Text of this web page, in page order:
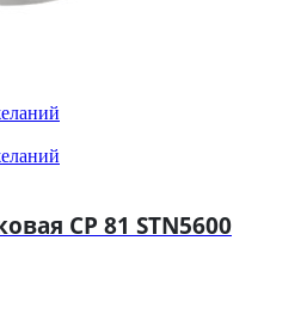
CP 81 STN5600